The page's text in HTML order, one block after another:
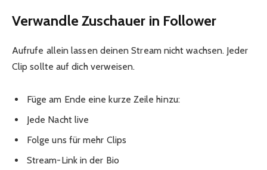
Verwandle Zuschauer in Follower
Aufrufe allein lassen deinen Stream nicht wachsen. Jeder
Clip sollte auf dich verweisen.
Füge am Ende eine kurze Zeile hinzu:
Jede Nacht live
Folge uns für mehr Clips
Stream-Link in der Bio